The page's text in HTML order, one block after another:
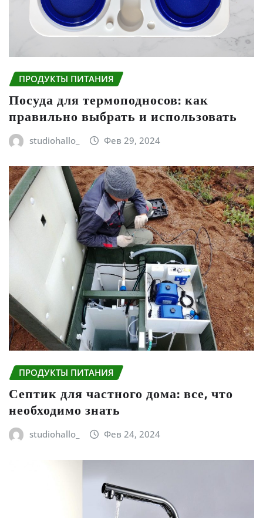
ПРОДУКТЫ ПИТАНИЯ
Посуда для термоподносов: как
правильно выбрать и использовать
studiohallo_ Фев 29, 2024
ПРОДУКТЫ ПИТАНИЯ
Септик для частного дома: все, что
необходимо знать
studiohallo_ Фев 24, 2024